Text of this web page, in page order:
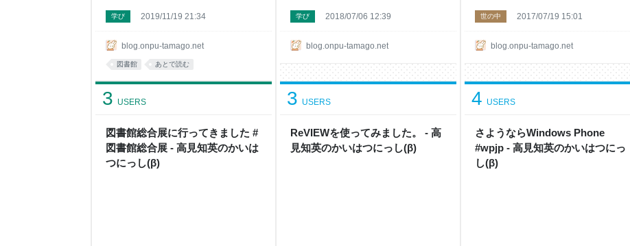
blog.onpu-tamago.net
学び 2019/11/19 21:34
図書館 あとで読む
blog.onpu-tamago.net
学び 2018/07/06 12:39
blog.onpu-tamago.net
世の中 2017/07/19 15:01
図書館総合展に行ってきました #
図書館総合展 - 高見知英のかいは
つにっし(β)
3 USERS
ReVIEWを使ってみました。 - 高
見知英のかいはつにっし(β)
3 USERS
さようならWindows Phone
#wpjp - 高見知英のかいはつにっ
し(β)
4 USERS